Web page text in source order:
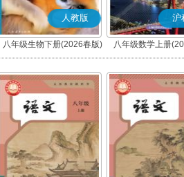
人教版
八年级生物下册(2026春版)
沪
八年级数学上册